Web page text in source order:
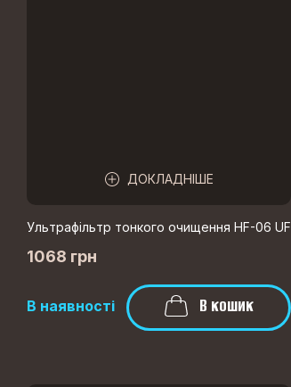
ДОКЛАДНІШЕ
Ультрафільтр тонкого очищення HF-06 UF
1068 грн
В наявності В кошик